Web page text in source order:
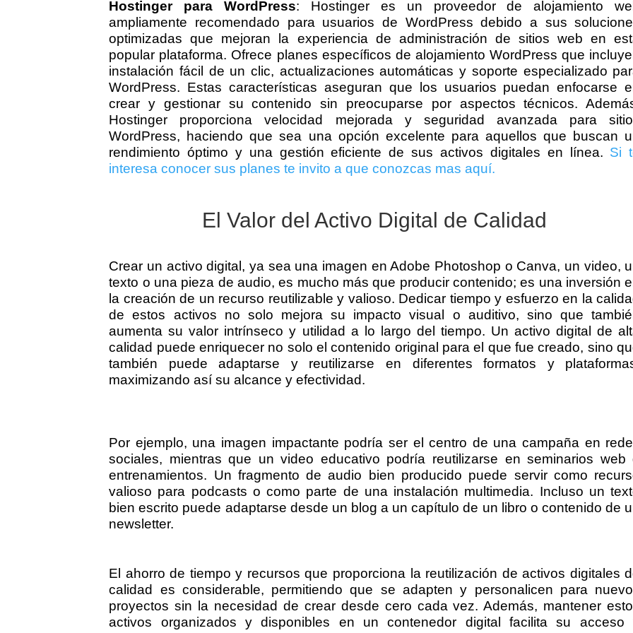
Hostinger para WordPress: Hostinger es un proveedor de alojamiento
ampliamente recomendado para usuarios de WordPress debido a sus
optimizadas que mejoran la experiencia de administración de sitios web en
popular plataforma. Ofrece planes específicos de alojamiento WordPress que
instalación fácil de un clic, actualizaciones automáticas y soporte especializado
WordPress. Estas características aseguran que los usuarios puedan enfocarse
crear y gestionar su contenido sin preocuparse por aspectos técnicos.
Hostinger proporciona velocidad mejorada y seguridad avanzada para
WordPress, haciendo que sea una opción excelente para aquellos que buscan
rendimiento óptimo y una gestión eficiente de sus activos digitales en línea. Si
interesa conocer sus planes te invito a que conozcas mas aquí.
El Valor del Activo Digital de Calidad
Crear un activo digital, ya sea una imagen en Adobe Photoshop o Canva, un video,
texto o una pieza de audio, es mucho más que producir contenido; es una inversión
la creación de un recurso reutilizable y valioso. Dedicar tiempo y esfuerzo en la
de estos activos no solo mejora su impacto visual o auditivo, sino que
aumenta su valor intrínseco y utilidad a lo largo del tiempo. Un activo digital de
calidad puede enriquecer no solo el contenido original para el que fue creado, sino
también puede adaptarse y reutilizarse en diferentes formatos y
maximizando así su alcance y efectividad.
Por ejemplo, una imagen impactante podría ser el centro de una campaña en
sociales, mientras que un video educativo podría reutilizarse en seminarios web
entrenamientos. Un fragmento de audio bien producido puede servir como
valioso para podcasts o como parte de una instalación multimedia. Incluso un
bien escrito puede adaptarse desde un blog a un capítulo de un libro o contenido de
newsletter.
El ahorro de tiempo y recursos que proporciona la reutilización de activos digitales
calidad es considerable, permitiendo que se adapten y personalicen para
proyectos sin la necesidad de crear desde cero cada vez. Además, mantener
activos organizados y disponibles en un contenedor digital facilita su acceso